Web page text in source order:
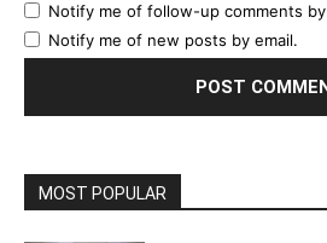
Notify me of follow-up comments by
Notify me of new posts by email.
MOST POPULAR